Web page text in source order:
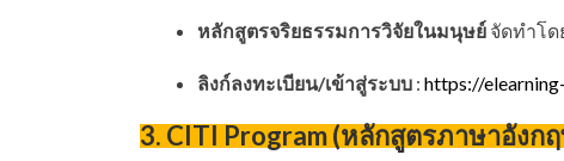
หลักสูตรจริยธรรมการวิจัยในมนุษย์ จัดทำโด
ลิงก์ลงทะเบียน/เข้าสู่ระบบ : https://
3.CITI Program (หลักสูตรภาษาอังก